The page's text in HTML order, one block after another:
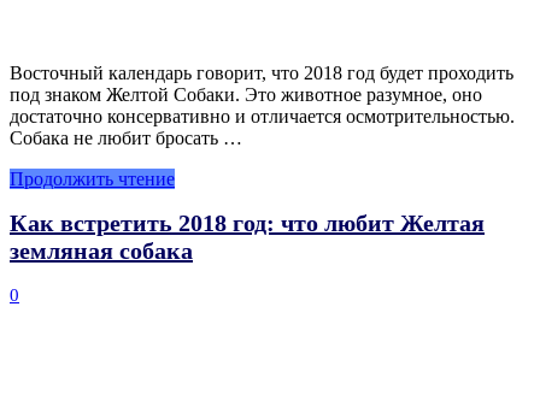
Восточный календарь говорит, что 2018 год будет проходить
под знаком Желтой Собаки. Это животное разумное, оно
достаточно консервативно и отличается осмотрительностью.
Собака не любит бросать …
Продолжить чтение
Как встретить 2018 год: что любит Желтая
земляная собака
0